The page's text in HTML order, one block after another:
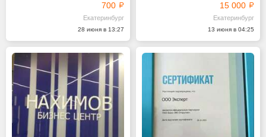
700
Екатеринбург
28 июня в 13:27
15 000
Екатеринбург
13 июня в 04:25